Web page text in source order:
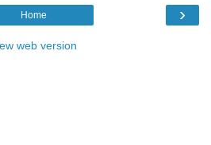
›
Home
web version